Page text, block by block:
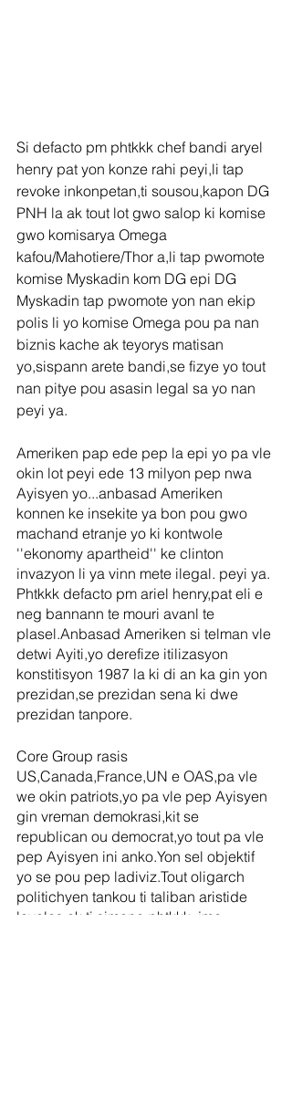
Si defacto pm phtkkk chef bandi aryel
henry pat yon konze rahi peyi,li tap
revoke inkonpetan,ti sousou,kapon DG
PNH la ak tout lot gwo salop ki komise
gwo komisarya Omega
kafou/Mahotiere/Thor a,li tap pwomote
komise Myskadin kom DG epi DG
Myskadin tap pwomote yon nan ekip
polis li yo komise Omega pou pa nan
biznis kache ak teyorys matisan
yo,sispann arete bandi,se fizye yo tout
nan pitye pou asasin legal sa yo nan
peyi ya.
Ameriken pap ede pep la epi yo pa vle
okin lot peyi ede 13 milyon pep nwa
Ayisyen yo...anbasad Ameriken
konnen ke insekite ya bon pou gwo
machand etranje yo ki kontwole
''ekonomy apartheid'' ke clinton
invazyon li ya vinn mete ilegal. peyi ya.
Phtkkk defacto pm ariel henry,pat eli e
neg bannann te mouri avanl te
plasel.Anbasad Ameriken si telman vle
detwi Ayiti,yo derefize itilizasyon
konstitisyon 1987 la ki di an ka gin yon
prezidan,se prezidan sena ki dwe
prezidan tanpore.
Core Group rasis
US,Canada,France,UN e OAS,pa vle
we okin patriots,yo pa vle pep Ayisyen
gin vreman demokrasi,kit se
republican ou democrat,yo tout pa vle
pep Ayisyen ini anko.Yon sel objektif
yo se pou pep ladiviz.Tout oligarch
politichyen tankou ti taliban aristide
lavalas ak ti simone phtkkk ,jmc